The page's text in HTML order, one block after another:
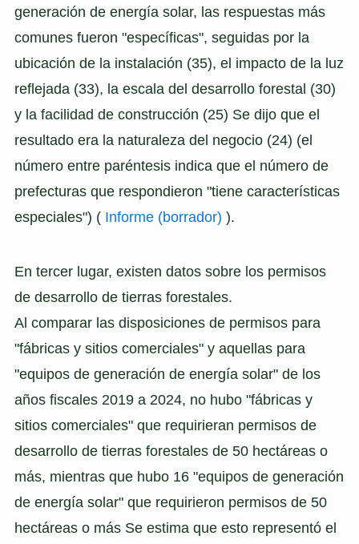
generación de energía solar, las respuestas más
comunes fueron "específicas", seguidas por la
ubicación de la instalación (35), el impacto de la luz
reflejada (33), la escala del desarrollo forestal (30)
y la facilidad de construcción (25) Se dijo que el
resultado era la naturaleza del negocio (24) (el
número entre paréntesis indica que el número de
prefecturas que respondieron "tiene características
especiales") ( Informe (borrador) ).
En tercer lugar, existen datos sobre los permisos
de desarrollo de tierras forestales.
Al comparar las disposiciones de permisos para
"fábricas y sitios comerciales" y aquellas para
"equipos de generación de energía solar" de los
años fiscales 2019 a 2024, no hubo "fábricas y
sitios comerciales" que requirieran permisos de
desarrollo de tierras forestales de 50 hectáreas o
más, mientras que hubo 16 "equipos de generación
de energía solar" que requirieron permisos de 50
hectáreas o más Se estima que esto representó el